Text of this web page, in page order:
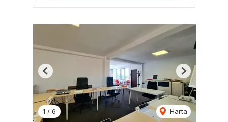
1 / 6 Harta
Previous Next